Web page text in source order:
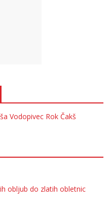
Vodopivec Rok Čakš
obljub do zlatih obletnic